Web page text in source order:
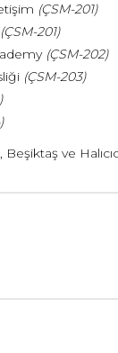
(ÇSM-201)
201)
(ÇSM-202)
(ÇSM-203)
ve